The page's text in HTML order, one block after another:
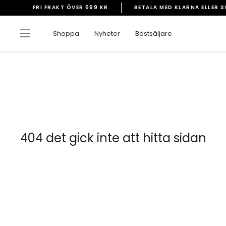
vidare
innehåll
Pausa
bildspelet
FRI FRAKT ÖVER 699 KR BETALA MED KLARNA ELLER
Sidnavigering
Shoppa Nyheter Bästsäljare
404 det gick inte att hitta sidan